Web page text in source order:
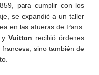
para cumplir con los
se expandió a un taller
en las afueras de París.
y Vuitton recibió órdenes
sino también de